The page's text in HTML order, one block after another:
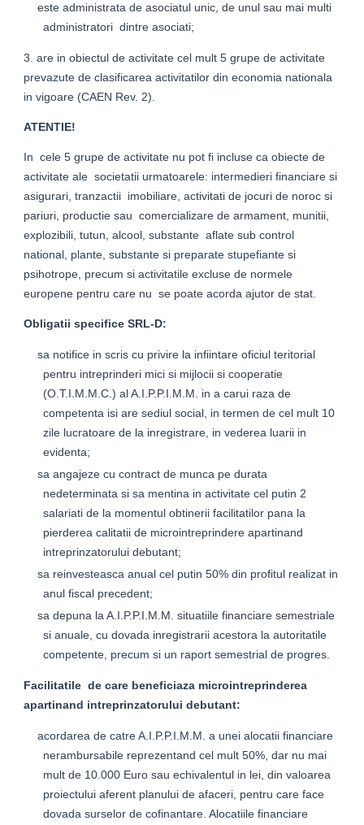
este administrata de asociatul unic, de unul sau mai multi
administratori dintre asociati;
3. are in obiectul de activitate cel mult 5 grupe de activitate
prevazute de clasificarea activitatilor din economia nationala
in vigoare (CAEN Rev. 2).
ATENTIE!
In cele 5 grupe de activitate nu pot fi incluse ca obiecte de
activitate ale societatii urmatoarele: intermedieri financiare si
asigurari, tranzactii imobiliare, activitati de jocuri de noroc si
pariuri, productie sau comercializare de armament, munitii,
explozibili, tutun, alcool, substante aflate sub control
national, plante, substante si preparate stupefiante si
psihotrope, precum si activitatile excluse de normele
europene pentru care nu se poate acorda ajutor de stat.
Obligatii specifice SRL-D:
sa notifice in scris cu privire la infiintare oficiul teritorial
pentru intreprinderi mici si mijlocii si cooperatie
(O.T.I.M.M.C.) al A.I.P.P.I.M.M. in a carui raza de
competenta isi are sediul social, in termen de cel mult 10
zile lucratoare de la inregistrare, in vederea luarii in
evidenta;
sa angajeze cu contract de munca pe durata
nedeterminata si sa mentina in activitate cel putin 2
salariati de la momentul obtinerii facilitatilor pana la
pierderea calitatii de microintreprindere apartinand
intreprinzatorului debutant;
sa reinvesteasca anual cel putin 50% din profitul realizat in
anul fiscal precedent;
sa depuna la A.I.P.P.I.M.M. situatiile financiare semestriale
si anuale, cu dovada inregistrarii acestora la autoritatile
competente, precum si un raport semestrial de progres.
Facilitatile de care beneficiaza microintreprinderea
apartinand intreprinzatorului debutant:
acordarea de catre A.I.P.P.I.M.M. a unei alocatii financiare
nerambursabile reprezentand cel mult 50%, dar nu mai
mult de 10.000 Euro sau echivalentul in lei, din valoarea
proiectului aferent planului de afaceri, pentru care face
dovada surselor de cofinantare. Alocatiile financiare